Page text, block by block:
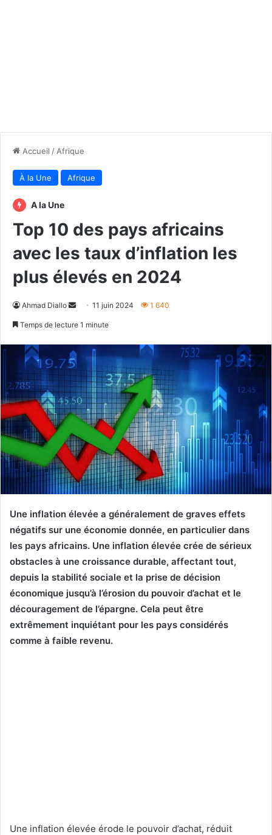
Accueil / Afrique
À la Une Afrique
A la Une
Top 10 des pays africains
avec les taux d’inflation les
plus élevés en 2024
Ahmad Diallo
Envoyer11 juin 2024 1 640
Temps de lecture 1 minute
Une inflation élevée a généralement de graves effets
négatifs sur une économie donnée, en particulier dans
les pays africains. Une inflation élevée crée de sérieux
obstacles à une croissance durable, affectant tout,
depuis la stabilité sociale et la prise de décision
économique jusqu’à l’érosion du pouvoir d’achat et le
découragement de l’épargne. Cela peut être
extrêmement inquiétant pour les pays considérés
comme à faible revenu.
Une inflation élevée érode le pouvoir d’achat, réduit